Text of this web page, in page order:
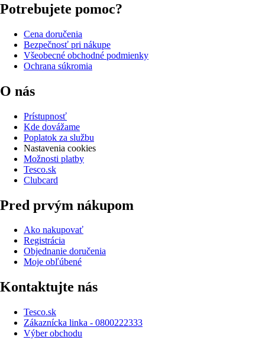
Potrebujete pomoc?
Cena doručenia
Bezpečnosť pri nákupe
Všeobecné obchodné podmienky
Ochrana súkromia
O nás
Prístupnosť
Kde dovážame
Poplatok za službu
Nastavenia cookies
Možnosti platby
Tesco.sk
Clubcard
Pred prvým nákupom
Ako nakupovať
Registrácia
Objednanie doručenia
Moje obľúbené
Kontaktujte nás
Tesco.sk
Zákaznícka linka - 0800222333
Výber obchodu